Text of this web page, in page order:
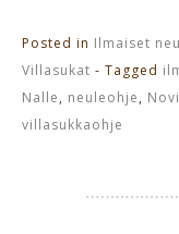
Posted in Ilmaiset
Villasukat - Tagged
Nalle, neuleohje,
villasukkaohje